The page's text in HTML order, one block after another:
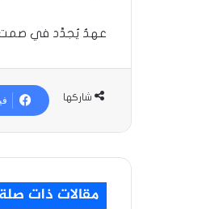
عهدٌ يُجدَّد في صمت
شاركها
مقالات ذات صلة